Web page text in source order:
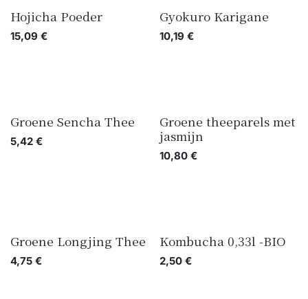
Hojicha Poeder
15,09 €
Gyokuro Karigane
10,19 €
Groene Sencha Thee
5,42 €
Groene theeparels met
jasmijn
10,80€
Groene Longjing Thee
4,75 €
Kombucha 0,33l -BIO
2,50€